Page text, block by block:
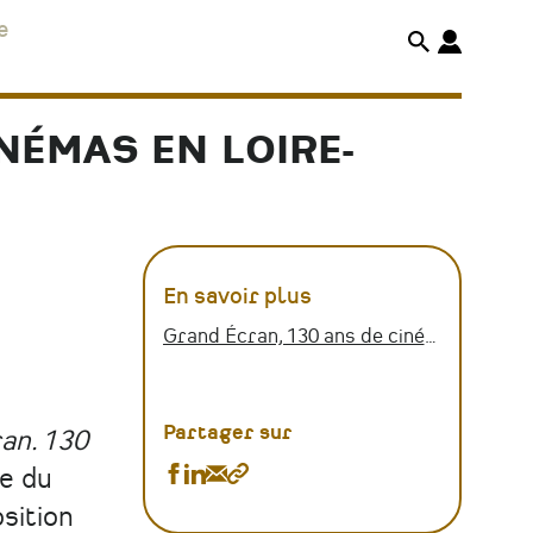
EN LOIRE-
130
du
En savoir plus
Grand Écran, 130 ans de cinémas en Loire-Atlantique
Partager sur
Partager
Partager
Partager
Copier